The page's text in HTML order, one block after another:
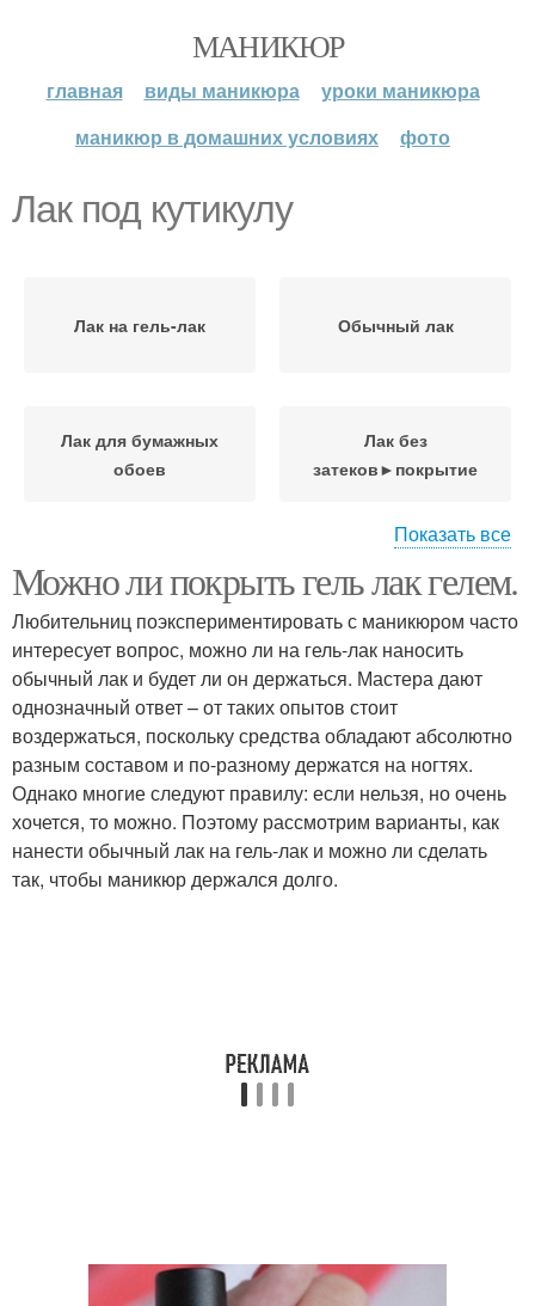
МАНИКЮР
главная виды маникюра
уроки маникюра
маникюр в домашних условиях
фото
Лак под кутикулу
Лак на гель-лак Обычный лак
Лак для бумажных
обоев
Лак без
затеков►покрытие
Лак на гель
условиях
Лак с укреплением Лак на обычные ногти
Простые лаки Обычные лаки
Показать все
Можно ли покрыть гель лак гелем.
Любительниц поэкспериментировать с маникюром часто
интересует вопрос, можно ли на гель-лак наносить
обычный лак и будет ли он держаться. Мастера дают
однозначный ответ – от таких опытов стоит
воздержаться, поскольку средства обладают абсолютно
разным составом и по-разному держатся на ногтях.
Однако многие следуют правилу: если нельзя, но очень
хочется, то можно. Поэтому рассмотрим варианты, как
нанести обычный лак на гель-лак и можно ли сделать
так, чтобы маникюр держался долго.